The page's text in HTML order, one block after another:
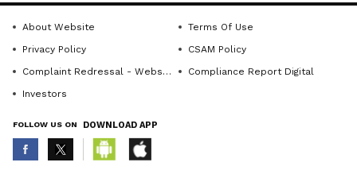
ಜಿಲ್ಲೆಯಲ್ಲಿ ಎಲ್ಲಾ ತಾಲೂಕುಗಳಿಂದ ೨೨ ತಂಡಗಳು
About Website
Terms Of Use
Privacy Policy
CSAM Policy
Complaint Redressal - Website
Compliance Report Digital
Investors
FOLLOW US ON DOWNLOAD APP